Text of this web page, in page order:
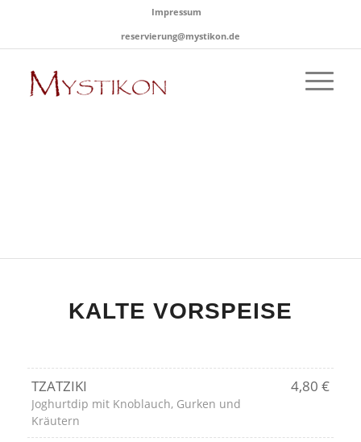
Impressum
reservierung@mystikon.de
KALTE VORSPEISE
TZATZIKI 4,80 €
Joghurtdip mit Knoblauch, Gurken und
Kräutern